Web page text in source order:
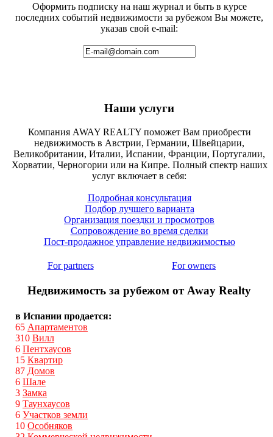
Оформить подписку на наш журнал и быть в курсе
последних событий недвижимости за рубежом Вы можете,
указав свой e-mail:
Наши услуги
Компания AWAY REALTY поможет Вам приобрести
недвижимость в Австрии, Германии, Швейцарии,
Великобритании, Италии, Испании, Франции, Португалии,
Хорватии, Черногории или на Кипре. Полный спектр наших
услуг включает в себя:
Подробная консультация
Подбор лучшего варианта
Организация поездки и просмотров
Сопровождение во время сделки
Пост-продажное управление недвижимостью
For partners For owners
Недвижимость за рубежом от Away Realty
в Испании продается:
65 Апартаментов
310 Вилл
6 Пентхаусов
15 Квартир
87 Домов
6 Шале
3 Замка
9 Таунхаусов
6 Участков земли
10 Особняков